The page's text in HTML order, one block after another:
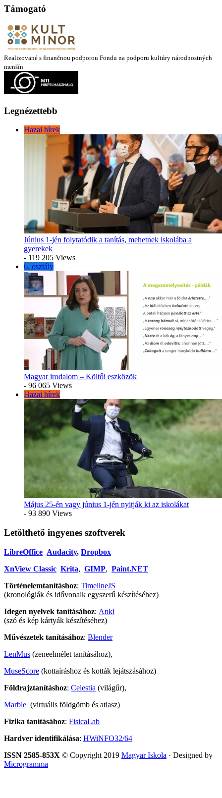
Támogató
Realizované s finančnou podporou Fondu na podporu kultúry národnostných
menšín
Legnézettebb
Hazai hírek
Június 1-jén folytatódik a tanítás, mehetnek iskolába a
gyerekek
- 119 205 Views
6. osztály
Magyar irodalom – Költői eszközök
- 96 065 Views
Hazai hírek
Május 25-én vagy június 1-jén nyitják ki az iskolákat
- 93 890 Views
Letölthető ingyenes szoftverek
LibreOffice Audacity, Dropbox
XnView Classic Krita, GIMP, Paint.NET
Történelemtanításhoz: TimelineJS
(kronológiák és idővonalk egyszerű készítéséhez)
Idegen nyelvek tanításához: Anki
(szó és kép kártyák készítéséhez)
Művészetek tanításához: Blender
LenMus (zeneelmélet tanításához),
MuseScore (kottaíráshoz és kották lejátszásához)
Földrajztanításhoz: Celestia (világűr),
Marble (virtuális földgömb és atlasz)
Fizika tanításához: FisicaLab
Hardver identifikálása: HWiNFO32/64
ISSN 2585-853X © Copyright 2019 Magyar Iskola · Designed by
Microgramma